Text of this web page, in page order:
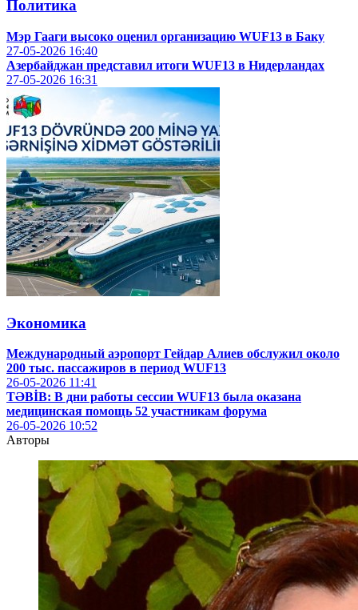
Политика
Мэр Гааги высоко оценил организацию WUF13 в Баку
27-05-2026 16:40
Азербайджан представил итоги WUF13 в Нидерландах
27-05-2026 16:31
Экономика
Международный аэропорт Гейдар Алиев обслужил около
200 тыс. пассажиров в период WUF13
26-05-2026 11:41
TƏBİB: В дни работы сессии WUF13 была оказана
медицинская помощь 52 участникам форума
26-05-2026 10:52
Авторы